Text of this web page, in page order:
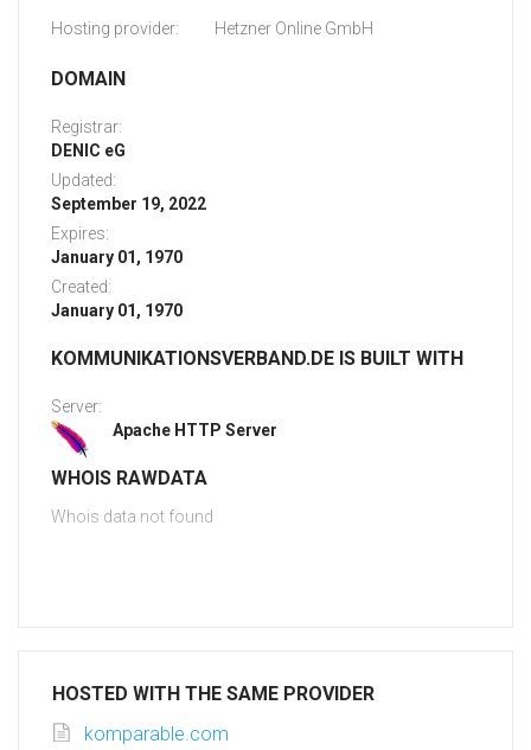
Hosting provider: Hetzner Online GmbH
DOMAIN
Registrar:
DENIC eG
Updated:
September 19, 2022
Expires:
January 01, 1970
Created:
January 01, 1970
KOMMUNIKATIONSVERBAND.DE IS BUILT WITH
Server:
Apache HTTP Server
WHOIS RAWDATA
Whois data not found
HOSTED WITH THE SAME PROVIDER
komparable.com